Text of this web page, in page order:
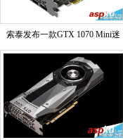
索泰发布一款GTX 1070 Mini迷